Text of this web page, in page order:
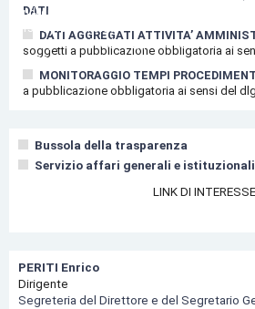
Bandi di gara
Borse e premi di studio
Altre opportunità/Other opportunities
www.sns.it
DATI
DATI AGGREGATI ATTIVITA’
soggetti a pubblicazione obbligatoria ai
MONITORAGGIO TEMPI
a pubblicazione obbligatoria ai sensi del
Bussola della trasparenza
Servizio affari generali e istituzionali
LINK DI INTERESSE
PERITI Enrico
Dirigente
Segreteria del Direttore e del Segretario